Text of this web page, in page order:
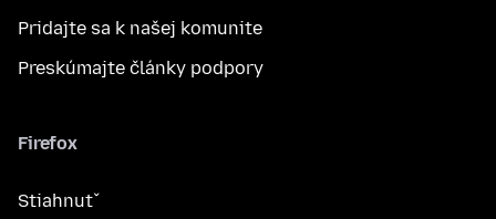
Pridajte sa k našej komunite
Preskúmajte články podpory
Firefox
Stiahnuť